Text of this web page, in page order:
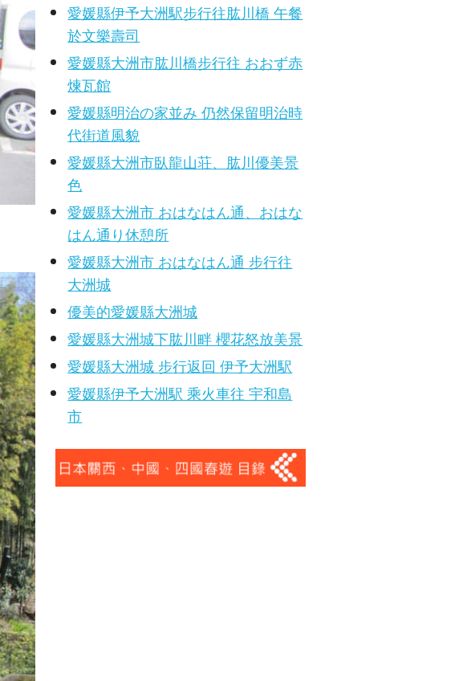
愛媛縣伊予大洲駅步行往肱川橋 午餐
於文樂壽司
愛媛縣大洲市肱川橋步行往 おおず赤
煉瓦館
愛媛縣明治の家並み 仍然保留明治時
代街道風貌
愛媛縣大洲市臥龍山荘、肱川優美景
色
愛媛縣大洲市 おはなはん通、おはな
はん通り休憩所
愛媛縣大洲市 おはなはん通 步行往
大洲城
優美的愛媛縣大洲城
愛媛縣大洲城下肱川畔 櫻花怒放美景
愛媛縣大洲城 步行返回 伊予大洲駅
愛媛縣伊予大洲駅 乘火車往 宇和島
市